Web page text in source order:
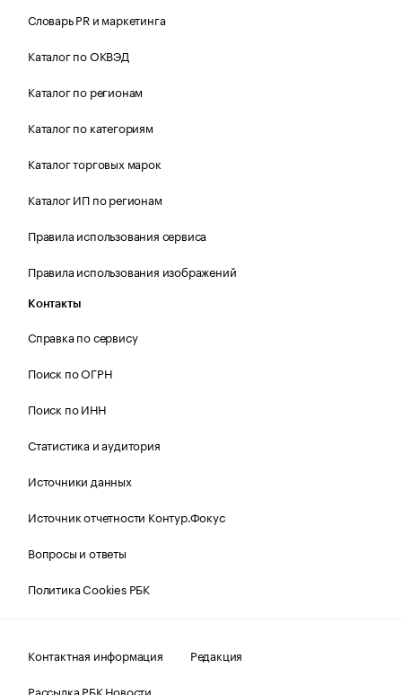
Словарь PR и маркетинга
Каталог по ОКВЭД
Каталог по регионам
Каталог по категориям
Каталог торговых марок
Каталог ИП по регионам
Правила использования сервиса
Правила использования изображений
Контакты
Справка по сервису
Поиск по ОГРН
Поиск по ИНН
Статистика и аудитория
Источники данных
Источник отчетности Контур.Фокус
Вопросы и ответы
Политика Cookies РБК
Контактная информация
Редакция
Рассылка РБК Новости